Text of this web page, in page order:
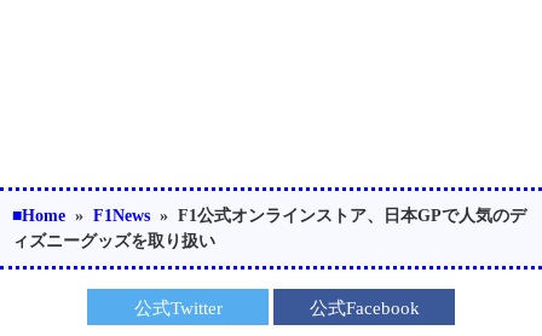
■Home » F1News » F1公式オンラインストア、日本GPで人気のデ
ィズニーグッズを取り扱い
公式Twitter 公式Facebook